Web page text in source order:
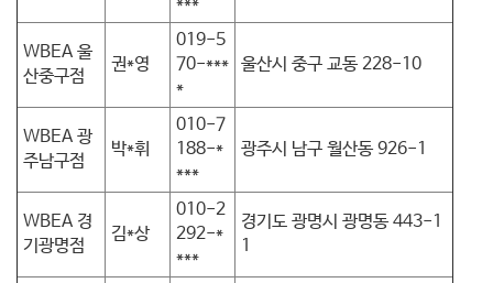
WBEA 울
산중구점
권*영
019-5
70-***
*
울산시 중구 교동 228-10
WBEA 광
주남구점
박*휘
010-7
188-*
***
광주시 남구 월산동 926-1
WBEA 경
기광명점
김*상
010-2
292-*
***
경기도 광명시 광명동 443-1
1